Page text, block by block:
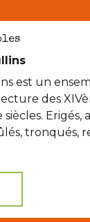
est un
des
Erigés,
tronqués,